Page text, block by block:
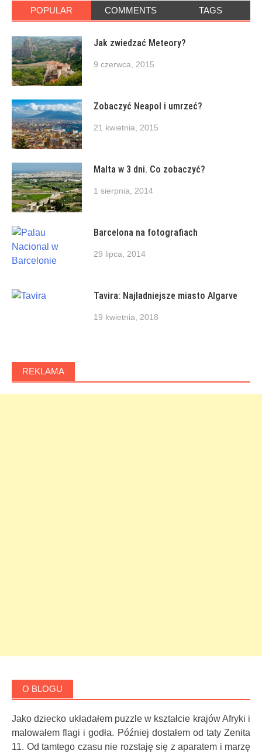
POPULAR COMMENTS TAGS
Jak zwiedzać Meteory?
9 czerwca, 2015
Zobaczyć Neapol i umrzeć?
21 kwietnia, 2015
Malta w 3 dni. Co zobaczyć?
1 sierpnia, 2014
Barcelona na fotografiach
29 lipca, 2014
Tavira: Najładniejsze miasto Algarve
19 kwietnia, 2018
REKLAMA
O BLOGU
Jako dziecko układałem puzzle w kształcie krajów Afryki i
malowałem flagi i godła. Później dostałem od taty Zenita
11. Od tamtego czasu nie rozstaję się z aparatem i marzę